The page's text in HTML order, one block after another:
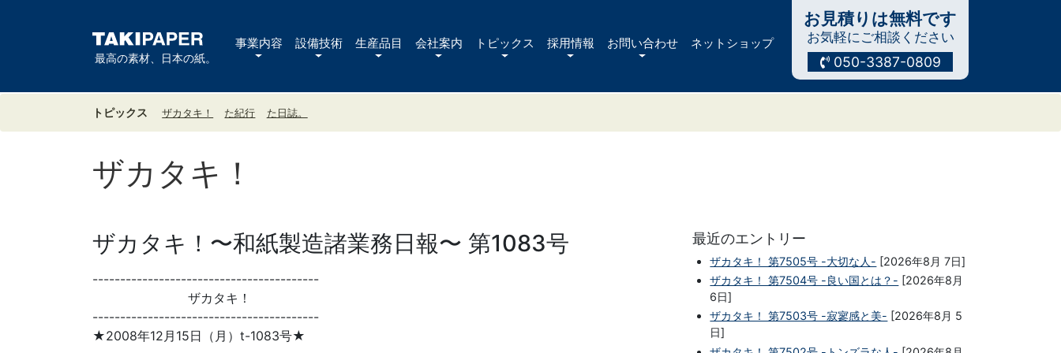
最高の素材、日本の紙。
事業内容 設備技術 生産品目 会社案内 トピックス 採用情報 お問い合わせ ネットショップ
お見積りは無料です
お気軽にご相談ください
050-3387-0809
トピックス ザカタキ！ た紀行 た日誌。
ザカタキ！
ザカタキ！〜和紙製造諸業務日報〜 第1083号
-----------------------------------------
ザカタキ！
-----------------------------------------
★2008年12月15日（月）t-1083号★
最近のエントリー
ザカタキ！ 第7505号 -大切な人- [2026年8月 7日]
ザカタキ！ 第7504号 -良い国とは？- [2026年8月
6日]
ザカタキ！ 第7503号 -寂寥感と美- [2026年8月 5
日]